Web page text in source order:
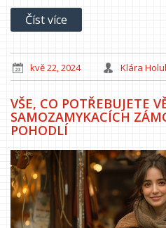
Číst více
kvě 22, 2024 Klára
VŠE, CO POTŘEBUJETE
SAMOZAMYKACÍCH
POHODLÍ